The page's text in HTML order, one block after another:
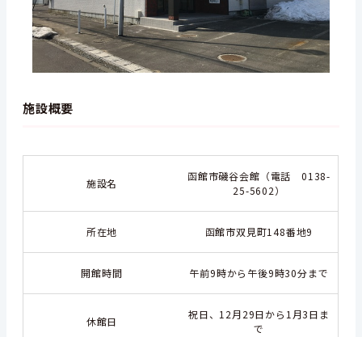
施設概要
施設名
函館市磯谷会館（電話 0138-
25-5602）
所在地 函館市双見町148番地9
開館時間 午前9時から午後9時30分まで
休館日
祝日、12月29日から1月3日ま
で